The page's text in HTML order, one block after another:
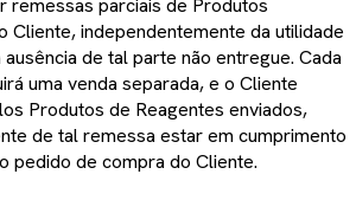
Cliente, independentemente da utilidade
de tal parte não entregue. Cada
uma venda separada, e o Cliente
Produtos de Reagentes enviados,
de tal remessa estar em cumprimento
pedido de compra do Cliente.